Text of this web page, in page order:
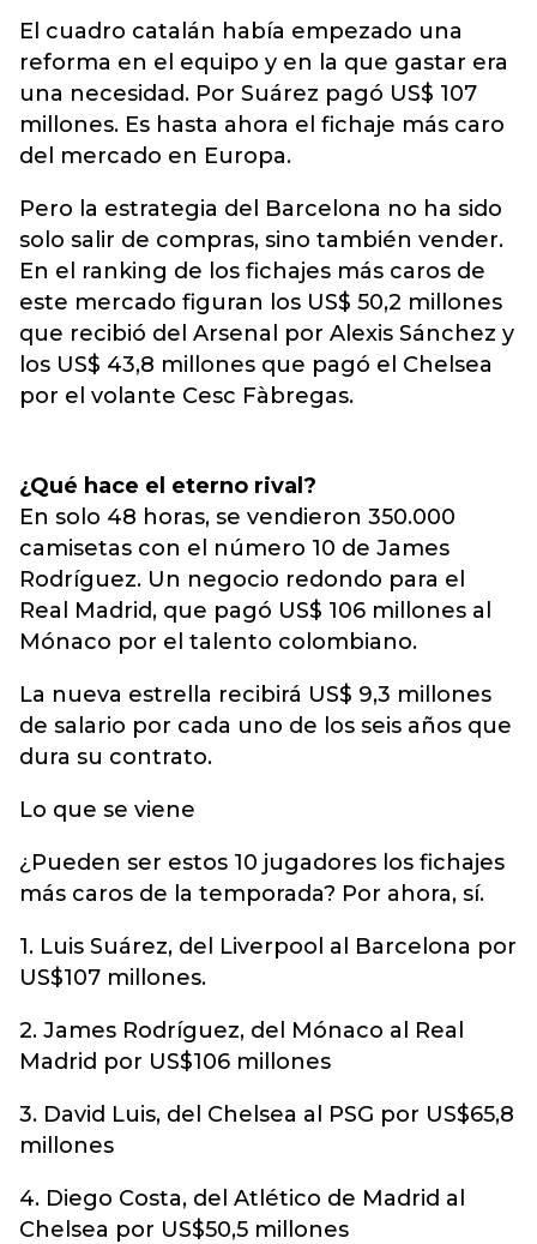
El cuadro catalán había empezado una
reforma en el equipo y en la que gastar era
una necesidad. Por Suárez pagó US$ 107
millones. Es hasta ahora el fichaje más caro
del mercado en Europa.
Pero la estrategia del Barcelona no ha sido
solo salir de compras, sino también vender.
En el ranking de los fichajes más caros de
este mercado figuran los US$ 50,2 millones
que recibió del Arsenal por Alexis Sánchez y
los US$ 43,8 millones que pagó el Chelsea
por el volante Cesc Fàbregas.
¿Qué hace el eterno rival?
En solo 48 horas, se vendieron 350.000
camisetas con el número 10 de James
Rodríguez. Un negocio redondo para el
Real Madrid, que pagó US$ 106 millones al
Mónaco por el talento colombiano.
La nueva estrella recibirá US$ 9,3 millones
de salario por cada uno de los seis años que
dura su contrato.
Lo que se viene
¿Pueden ser estos 10 jugadores los fichajes
más caros de la temporada? Por ahora, sí.
1. Luis Suárez, del Liverpool al Barcelona por
US$107 millones.
2. James Rodríguez, del Mónaco al Real
Madrid por US$106 millones
3. David Luis, del Chelsea al PSG por US$65,8
millones
4. Diego Costa, del Atlético de Madrid al
Chelsea por US$50,5 millones